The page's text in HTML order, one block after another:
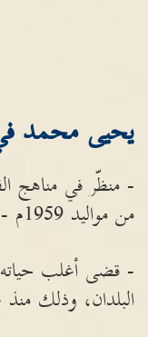
يحيى محمد
- منظّر في مناهج
من مواليد 1959م - العراق.
- قضى أغلب
البلدان، وذلك منذ عام 1980 وحتى